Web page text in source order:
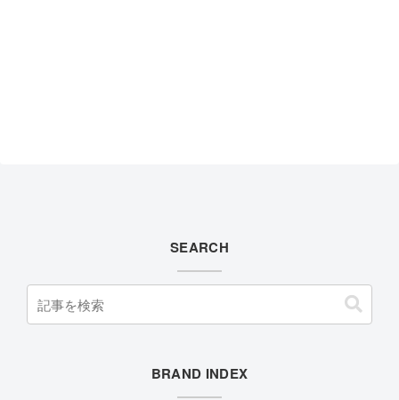
SEARCH
BRAND INDEX